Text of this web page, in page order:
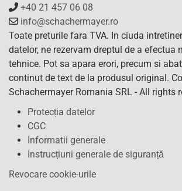
+40 21 457 06 08
info@schachermayer.ro
Toate preturile fara TVA. In ciuda
datelor, ne rezervam dreptul de a efectua
tehnice. Pot sa apara erori, precum si
continut de text de la produsul original.
Schachermayer Romania SRL - All rights
Protecția datelor
CGC
Informatii generale
Instrucțiuni generale de siguranță
Revocare cookie-urile